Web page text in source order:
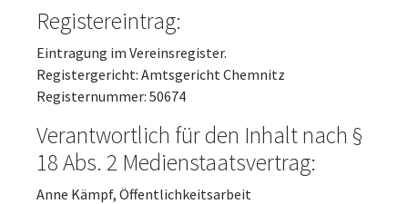
Registereintrag:
Eintragung im Vereinsregister.
Registergericht: Amtsgericht Chemnitz
Registernummer: 50674
Verantwortlich für den Inhalt nach §
18 Abs. 2 Medienstaatsvertrag:
Anne Kämpf, Öffentlichkeitsarbeit